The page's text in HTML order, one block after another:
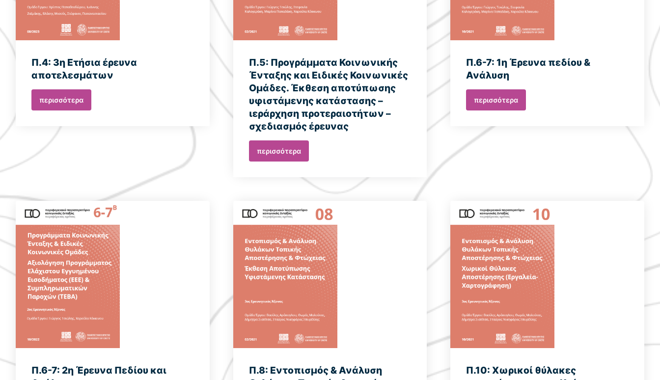
Π.4: 3η Ετήσια έρευνα
αποτελεσμάτων
περισσότερα
Π.5: Προγράμματα Κοινωνικής
Ένταξης και Ειδικές Κοινωνικές
Ομάδες. Έκθεση αποτύπωσης
υφιστάμενης κατάστασης –
ιεράρχηση προτεραιοτήτων –
σχεδιασμός έρευνας
περισσότερα
Π.6-7: 1η Έρευνα πεδίου &
Ανάλυση
περισσότερα
Π.6-7: 2η Έρευνα Πεδίου και
Π.8: Εντοπισμός & Ανάλυση
Π.10: Χωρικοί θύλακες